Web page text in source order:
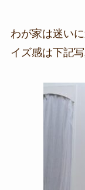
わが家は迷い
イズ感は下記